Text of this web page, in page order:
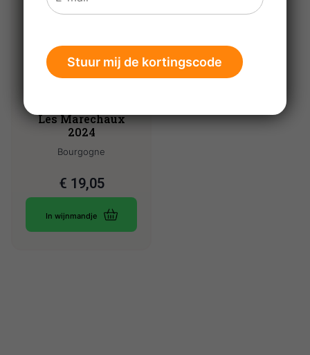
Les Marechaux
2024
Bourgogne
€ 19,05
In wijnmandje